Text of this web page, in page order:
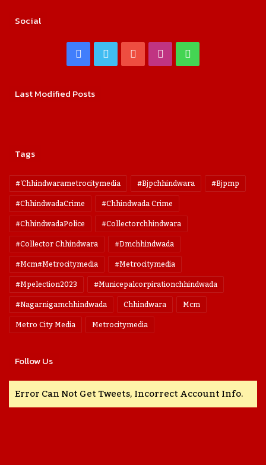
Social
Facebook
Twitter YouTubeInstagram
Last Modified Posts
Tags
#'chhindwarametrocitymedia #bjpchhindwara
#bjpmp
#ChhindwadaCrime
#Chhindwada Crime
#ChhindwadaPolice
#collectorchhindwara
#collector Chhindwara
#dmchhindwada
#mcm#metrocitymedia
#metrocitymedia
#mpelection2023
#municepalcorpirationchhindwada
#nagarnigamchhindwada
Chhindwara
Mcm
Metro City Media
Metrocitymedia
Follow Us
Error Can Not Get Tweets, Incorrect Account Info.